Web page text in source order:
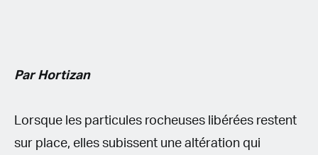
Par Hortizan
Lorsque les particules rocheuses libérées restent
sur place, elles subissent une altération qui